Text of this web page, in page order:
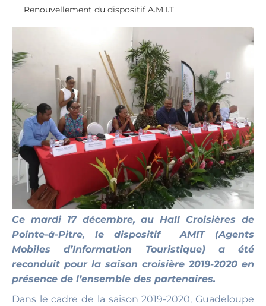
Renouvellement du dispositif A.M.I.T
Ce mardi 17 décembre, au Hall Croisières de
Pointe-à-Pitre, le dispositif AMIT (Agents
Mobiles d’Information Touristique) a été
reconduit pour la saison croisière 2019-2020 en
présence de l’ensemble des partenaires.
Dans le cadre de la saison 2019-2020, Guadeloupe